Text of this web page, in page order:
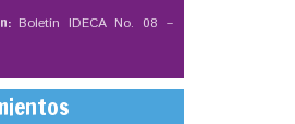
Boletín IDECA No. 08 –